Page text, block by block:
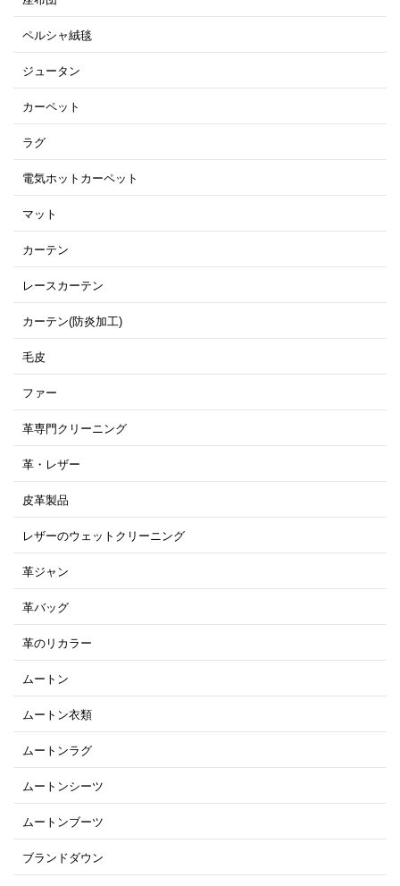
ペルシャ絨毯
ジュータン
カーペット
ラグ
電気ホットカーペット
マット
カーテン
レースカーテン
カーテン(防炎加工)
毛皮
ファー
革専門クリーニング
革・レザー
皮革製品
レザーのウェットクリーニング
革ジャン
革バッグ
革のリカラー
ムートン
ムートン衣類
ムートンラグ
ムートンシーツ
ムートンブーツ
ブランドダウン